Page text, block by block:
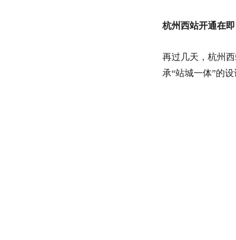
杭州西站开通在
再过几天，杭州
承“站城一体”的